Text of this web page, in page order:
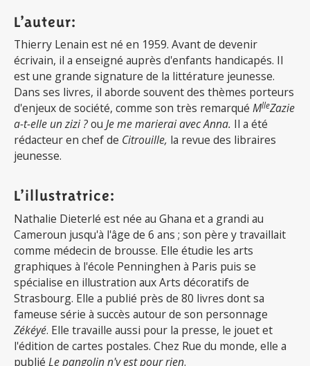
L’auteur:
Thierry Lenain est né en 1959. Avant de devenir
écrivain, il a enseigné auprès d'enfants handicapés. Il
est une grande signature de la littérature jeunesse.
Dans ses livres, il aborde souvent des thèmes porteurs
d'enjeux de société, comme son très remarqué MlleZazie
a-t-elle un zizi ?ou Je me marierai avec Anna. Il a été
rédacteur en chef de Citrouille, la revue des libraires
jeunesse.
L’illustratrice:
Nathalie Dieterlé est née au Ghana et a grandi au
Cameroun jusqu'à l'âge de 6 ans ; son père y travaillait
comme médecin de brousse. Elle étudie les arts
graphiques à l'école Penninghen à Paris puis se
spécialise en illustration aux Arts décoratifs de
Strasbourg. Elle a publié près de 80 livres dont sa
fameuse série à succès autour de son personnage
Zékéyé. Elle travaille aussi pour la presse, le jouet et
l'édition de cartes postales. Chez Rue du monde, elle a
publié Le pangolin n'y est pour rien.